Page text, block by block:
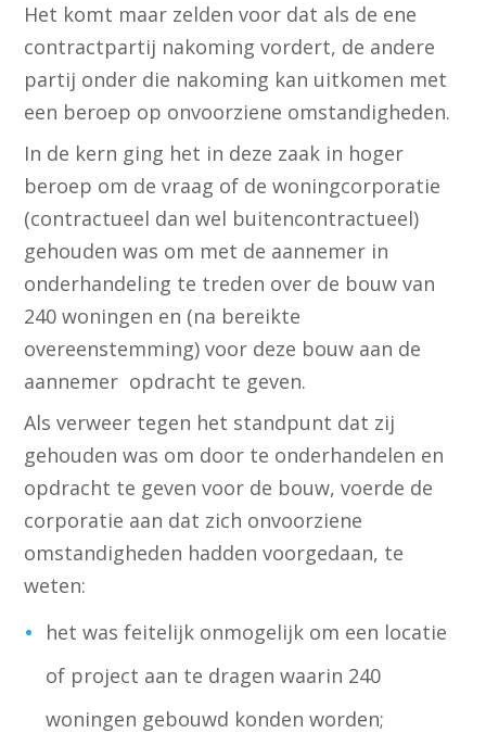
Het komt maar zelden voor dat als de ene
contractpartij nakoming vordert, de andere
partij onder die nakoming kan uitkomen met
een beroep op onvoorziene omstandigheden.
In de kern ging het in deze zaak in hoger
beroep om de vraag of de woningcorporatie
(contractueel dan wel buitencontractueel)
gehouden was om met de aannemer in
onderhandeling te treden over de bouw van
240 woningen en (na bereikte
overeenstemming) voor deze bouw aan de
aannemer opdracht te geven.
Als verweer tegen het standpunt dat zij
gehouden was om door te onderhandelen en
opdracht te geven voor de bouw, voerde de
corporatie aan dat zich onvoorziene
omstandigheden hadden voorgedaan, te
weten:
het was feitelijk onmogelijk om een locatie
of project aan te dragen waarin 240
woningen gebouwd konden worden;